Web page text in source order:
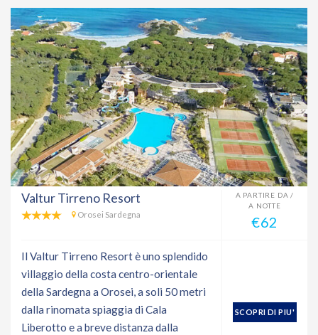
Valtur Tirreno Resort
Orosei Sardegna
A PARTIRE DA /
A NOTTE
€62
Il Valtur Tirreno Resort è uno splendido
villaggio della costa centro-orientale
della Sardegna a Orosei, a soli 50 metri
dalla rinomata spiaggia di Cala
Liberotto e a breve distanza dalla
SCOPRI DI PIU'